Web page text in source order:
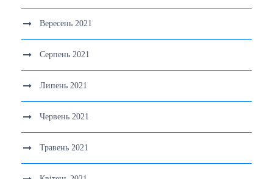
Вересень 2021
Серпень 2021
Липень 2021
Червень 2021
Травень 2021